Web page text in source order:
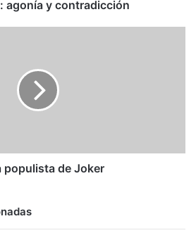
agonía y contradicción
populista de Joker